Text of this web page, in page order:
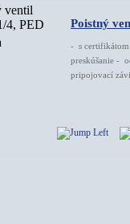
Poistný
- s
preskúšanie -
pripojovací